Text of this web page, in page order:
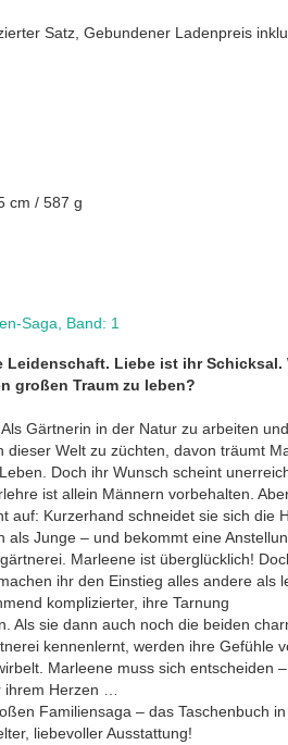
Satz Gebundener Ladenpreis
cm / 587 g
Saga Band: 1
Leidenschaft. Liebe ist ihr Schicksal.
großen Traum zu leben?
Gärtnerin in der Natur zu arbeiten
dieser Welt zu züchten, davon träumt
Doch ihr Wunsch scheint
ist allein Männern vorbehalten.
auf: Kurzerhand schneidet sie sich die
als Junge – und bekommt eine
Marleene ist überglücklich!
ihr den Einstieg alles andere als
komplizierter, ihre Tarnung
Als sie dann auch noch die beiden
kennenlernt, werden ihre Gefühle
Marleene muss sich entscheiden
Herzen …
Familiensaga – das Taschenbuch in
liebevoller Ausstattung!